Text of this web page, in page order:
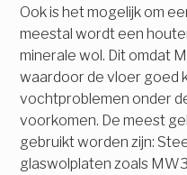
Ook is het mogelijk om
meestal wordt een
minerale wol. Dit omdat
waardoor de vloer goed
vochtproblemen onder
voorkomen. De meest
gebruikt worden zijn:
glaswolplaten zoals